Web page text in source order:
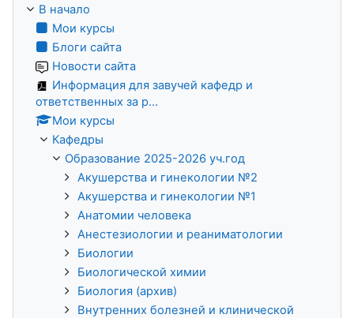
В начало
Мои курсы
Блоги сайта
Новости сайта
Информация для завучей кафедр и
ответственных за р...
Мои курсы
Кафедры
Образование 2025-2026 уч.год
Акушерства и гинекологии №2
Акушерства и гинекологии №1
Анатомии человека
Анестезиологии и реаниматологии
Биологии
Биологической химии
Биология (архив)
Внутренних болезней и клинической